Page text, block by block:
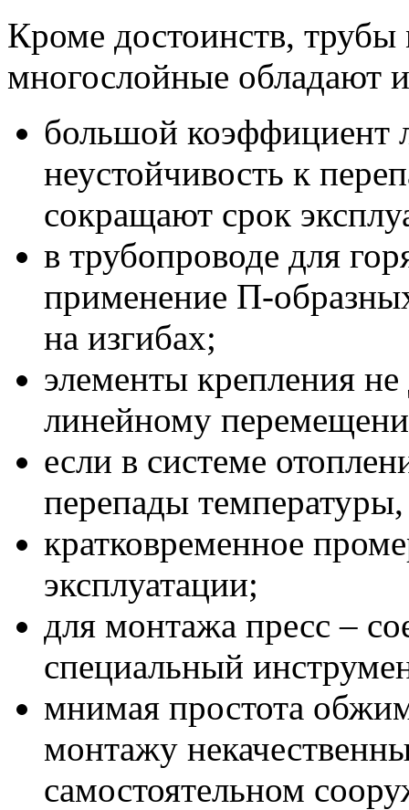
Кроме достоинств,
многослойные обладают
большой коэффициент
неустойчивость к
сокращают срок
в трубопроводе для
применение П-
на изгибах;
элементы крепления
линейному
если в системе
перепады
кратковременное
эксплуатации;
для монтажа пресс –
специальный
мнимая простота
монтажу
самостоятельном